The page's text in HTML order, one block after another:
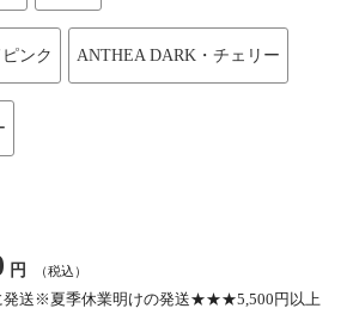
ンク ANTHEA DARK・チェリー
円 （税込）
発送※夏季休業明けの発送★★★5,500円以上